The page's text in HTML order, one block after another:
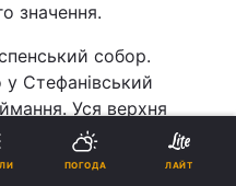
значення.
собор.
у Стефанівський
Уся верхня
вдалося
наразі залишається
ПОГОДА ЛАЙТ